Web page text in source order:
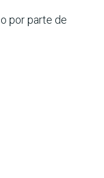
por parte de